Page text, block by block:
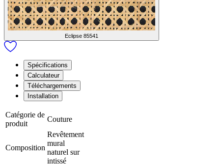
Eclipse 85541
Spécifications
Calculateur
Téléchargements
Installation
Catégorie de
produit
Couture
Composition
Revêtement
mural
naturel sur
intissé